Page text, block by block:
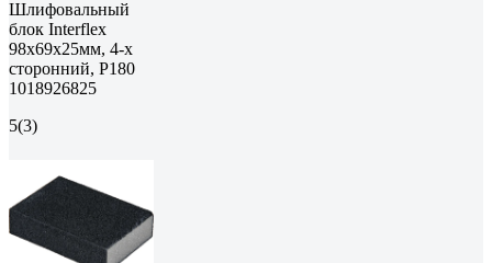
Шлифовальный
блок Interflex
98х69х25мм, 4-х
сторонний, Р180
1018926825
5(3)